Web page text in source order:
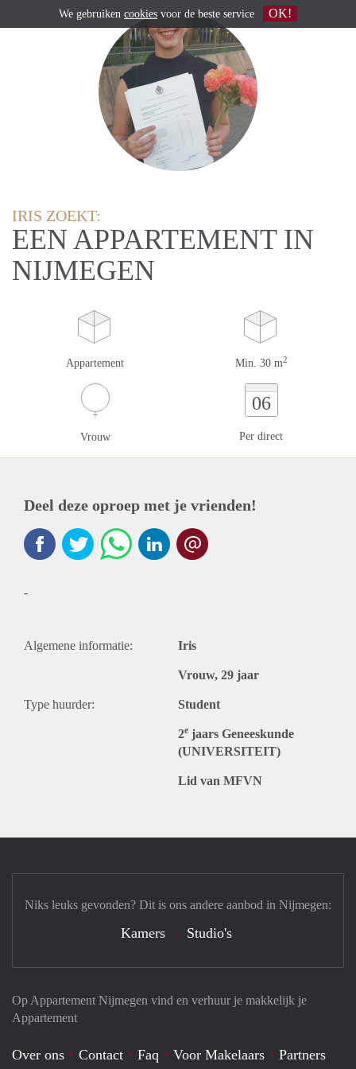
IRIS ZOEKT:
EEN APPARTEMENT IN
NIJMEGEN
Appartement Min. 30 m2
Vrouw
06
Per direct
Deel deze oproep met je vrienden!
-
Algemene informatie: Iris
Vrouw, 29 jaar
Type huurder: Student
2e jaars Geneeskunde
(UNIVERSITEIT)
Lid van MFVN
Op Appartement Nijmegen vind en verhuur je makkelijk je
Appartement
Over ons Contact Faq Voor Makelaars Partners
Niks leuks gevonden? Dit is ons andere aanbod in Nijmegen:
Kamers Studio's
We gebruiken cookies voor de beste service OK!